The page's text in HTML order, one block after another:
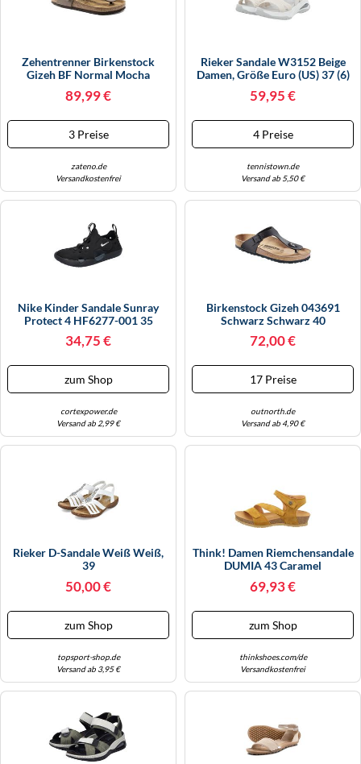
Zehentrenner Birkenstock
Gizeh BF Normal Mocha
89,99 €
3 Preise
zateno.de
Versandkostenfrei
Rieker Sandale W3152 Beige
Damen, Größe Euro (US) 37 (6)
59,95 €
4 Preise
tennistown.de
Versand ab 5,50 €
Nike Kinder Sandale Sunray
Protect 4 HF6277-001 35
Black/Anthracite
34,75 €
zum Shop
cortexpower.de
Versand ab 2,99 €
Birkenstock Gizeh 043691
Schwarz Schwarz 40
72,00 €
17 Preise
outnorth.de
Versand ab 4,90 €
Rieker D-Sandale Weiß Weiß,
39
50,00 €
zum Shop
topsport-shop.de
Versand ab 3,95 €
Think! Damen Riemchensandale
DUMIA 43 Caramel
69,93 €
zum Shop
thinkshoes.com/de
Versandkostenfrei